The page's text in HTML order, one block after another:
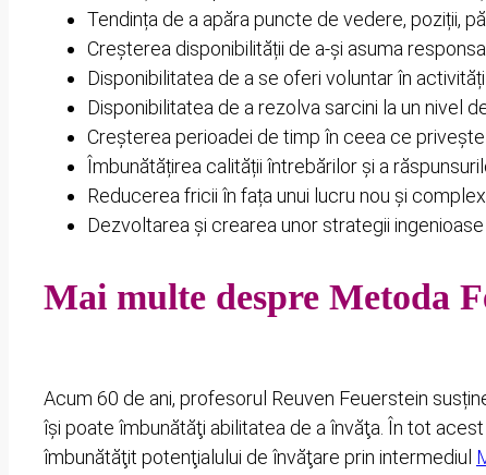
Tendința de a apăra puncte de vedere, poziții,
Creșterea disponibilității de a-și asuma
Disponibilitatea de a se oferi voluntar în activități
Disponibilitatea de a rezolva sarcini la un nivel
Creșterea perioadei de timp în ceea ce
Îmbunătățirea calității întrebărilor și a
Reducerea fricii în fața unui lucru nou și complex
Dezvoltarea și crearea unor strategii
Mai multe despre Metoda
Acum 60 de ani, profesorul Reuven Feuerstein
îşi poate îmbunătăţi abilitatea de a învăţa. În tot
îmbunătăţit potenţialului de învăţare prin intermediul